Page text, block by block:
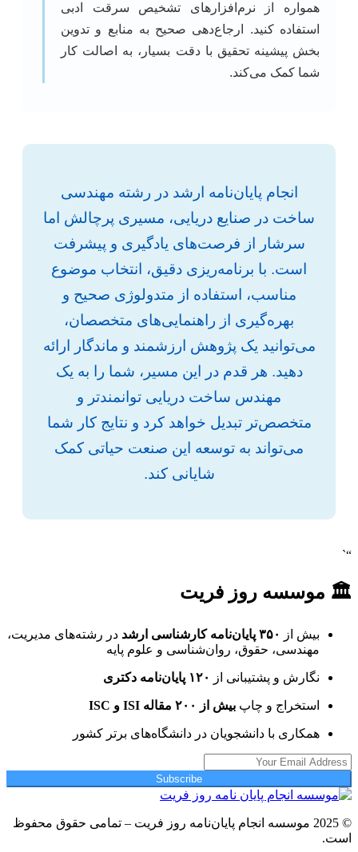
همواره از نرم‌افزارهای تشخیص سرقت ادبی
استفاده کنید. ارجاع‌دهی صحیح به منابع و تدوین
بخش پیشینه تحقیق با دقت بسیار، به اصالت کار
شما کمک می‌کند.
انجام پایان‌نامه ارشد در رشته مهندسی
ساخت در صنایع دریایی، مسیری پرچالش اما
سرشار از فرصت‌های یادگیری و پیشرفت
است. با برنامه‌ریزی دقیق، انتخاب موضوع
مناسب، استفاده از متدولوژی صحیح و
بهره‌گیری از راهنمایی‌های متخصصان،
می‌توانید یک پژوهش ارزشمند و ماندگار ارائه
دهید. هر قدم در این مسیر، شما را به یک
مهندس ساخت دریایی توانمندتر و
متخصص‌تر تبدیل خواهد کرد و نتایج کار شما
می‌تواند به توسعه این صنعت حیاتی کمک
شایانی کند.
“`
🏛 موسسه روز فریت
بیش از ۳۵۰ پایان‌نامه کارشناسی ارشد
در رشته‌های مدیریت،
مهندسی، حقوق، روان‌شناسی و علوم پایه
نگارش و پشتیبانی از ۱۲۰ پایان‌نامه دکتری
استخراج و چاپ بیش از ۲۰۰ مقاله ISI و ISC
همکاری با دانشجویان در دانشگاه‌های برتر کشور
Subscribe
© 2025 موسسه انجام پایان‌نامه روز فریت – تمامی حقوق محفوظ
است.